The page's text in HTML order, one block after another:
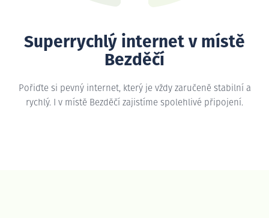
Superrychlý internet v místě
Bezděčí
Pořiďte si pevný internet, který je vždy zaručeně stabilní a
rychlý. I v místě Bezděčí zajistíme spolehlivé připojení.